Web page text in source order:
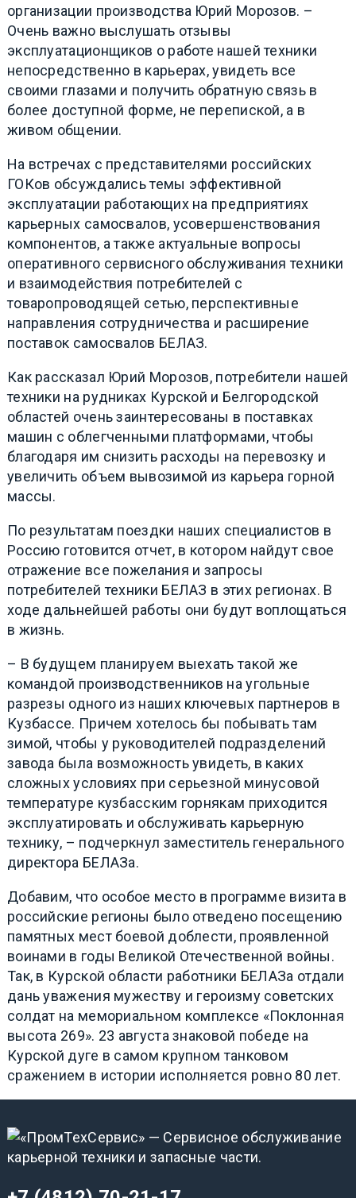
организации производства Юрий Морозов. –
Очень важно выслушать отзывы
эксплуатационщиков о работе нашей техники
непосредственно в карьерах, увидеть все
своими глазами и получить обратную связь в
более доступной форме, не перепиской, а в
живом общении.
На встречах с представителями российских
ГОКов обсуждались темы эффективной
эксплуатации работающих на предприятиях
карьерных самосвалов, усовершенствования
компонентов, а также актуальные вопросы
оперативного сервисного обслуживания техники
и взаимодействия потребителей с
товаропроводящей сетью, перспективные
направления сотрудничества и расширение
поставок самосвалов БЕЛАЗ.
Как рассказал Юрий Морозов, потребители нашей
техники на рудниках Курской и Белгородской
областей очень заинтересованы в поставках
машин с облегченными платформами, чтобы
благодаря им снизить расходы на перевозку и
увеличить объем вывозимой из карьера горной
массы.
По результатам поездки наших специалистов в
Россию готовится отчет, в котором найдут свое
отражение все пожелания и запросы
потребителей техники БЕЛАЗ в этих регионах. В
ходе дальнейшей работы они будут воплощаться
в жизнь.
– В будущем планируем выехать такой же
командой производственников на угольные
разрезы одного из наших ключевых партнеров в
Кузбассе. Причем хотелось бы побывать там
зимой, чтобы у руководителей подразделений
завода была возможность увидеть, в каких
сложных условиях при серьезной минусовой
температуре кузбасским горнякам приходится
эксплуатировать и обслуживать карьерную
технику, – подчеркнул заместитель генерального
директора БЕЛАЗа.
Добавим, что особое место в программе визита в
российские регионы было отведено посещению
памятных мест боевой доблести, проявленной
воинами в годы Великой Отечественной войны.
Так, в Курской области работники БЕЛАЗа отдали
дань уважения мужеству и героизму советских
солдат на мемориальном комплексе «Поклонная
высота 269». 23 августа знаковой победе на
Курской дуге в самом крупном танковом
сражением в истории исполняется ровно 80 лет.